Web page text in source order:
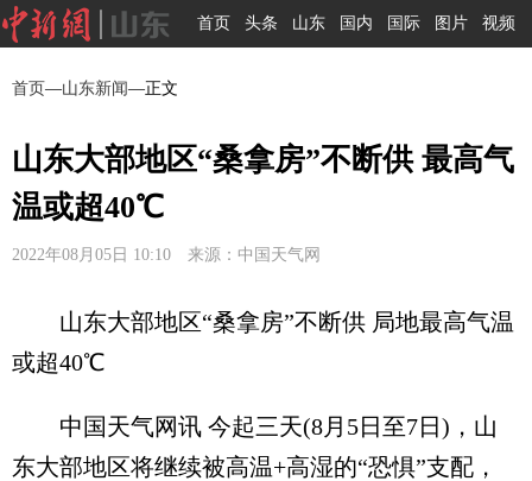
首页 头条 山东 国内 国际 图片 视频
首页—山东新闻—正文
山东大部地区“桑拿房”不断供 最高气
温或超40℃
2022年08月05日 10:10 来源：中国天气网
山东大部地区“桑拿房”不断供 局地最高气温
或超40℃
中国天气网讯 今起三天(8月5日至7日)，山
东大部地区将继续被高温+高湿的“恐惧”支配，